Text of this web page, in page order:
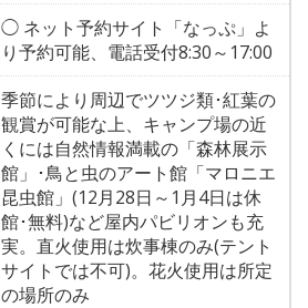
◯ ネット予約サイト「なっぷ」よ
り予約可能、電話受付8:30～17:00
季節により周辺でツツジ類･紅葉の
観賞が可能な上、キャンプ場の近
くには自然情報満載の「森林展示
館」･鳥と虫のアート館「マロニエ
昆虫館」(12月28日～1月4日は休
館･無料)など屋内パビリオンも充
実。直火使用は炊事棟のみ(テント
サイトでは不可)。花火使用は所定
の場所のみ